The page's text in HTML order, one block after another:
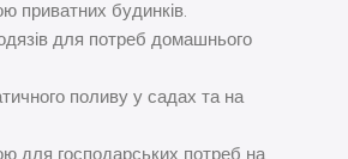
приватних будинків.
для потреб домашнього
поливу у садах та на
для господарських потреб на